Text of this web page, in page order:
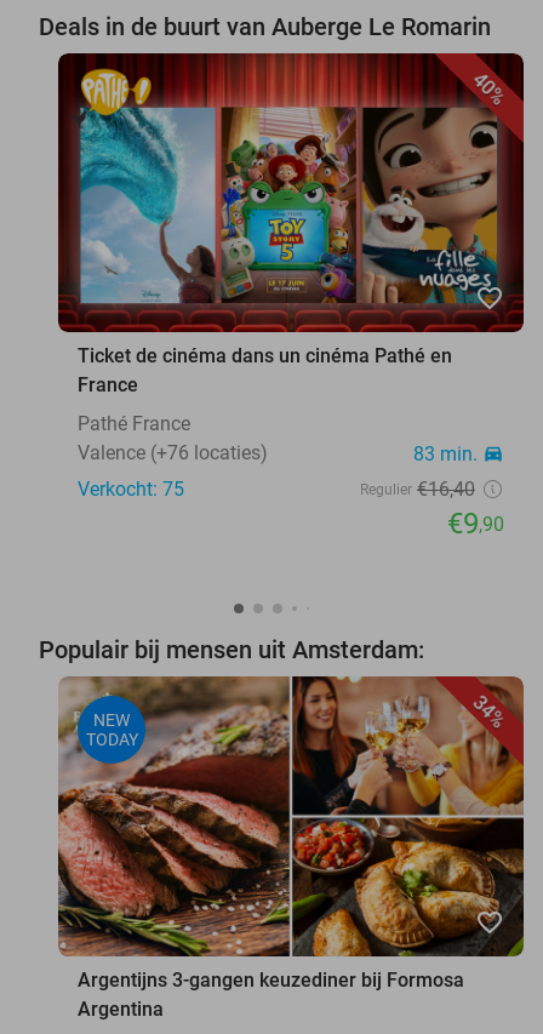
Deals in de buurt van Auberge Le Romarin
40%
favorite_border
Ticket de cinéma dans un cinéma Pathé en
France
Pathé France
Valence (+76 locaties)
83 min. directions_car
Verkocht: 75 Regulier €16,40
€9,90
Populair bij mensen uit Amsterdam:
34%
NEW
TODAY
favorite_border
Argentijns 3-gangen keuzediner bij Formosa
Argentina